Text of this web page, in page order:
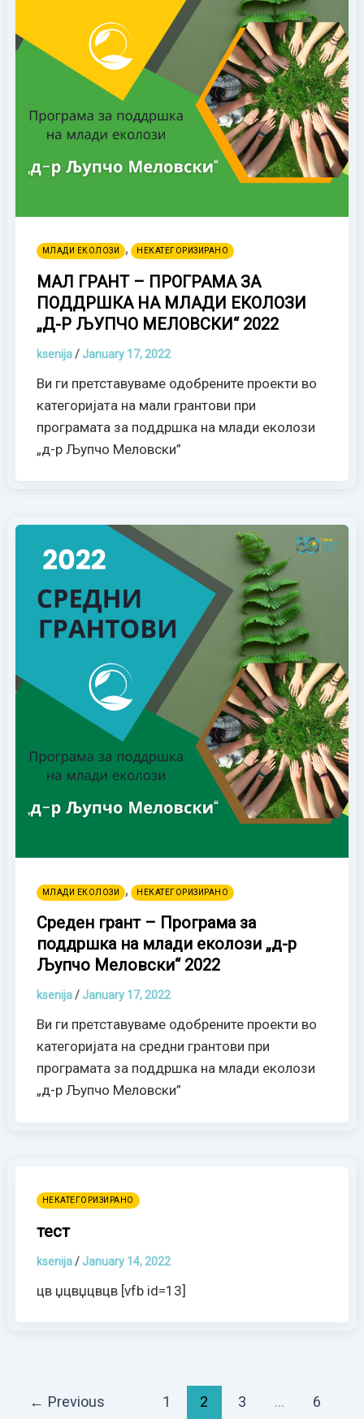
МЛАДИ ЕКОЛОЗИ , НЕКАТЕГОРИЗИРАНО
МАЛ ГРАНТ – ПРОГРАМА ЗА
ПОДДРШКА НА МЛАДИ ЕКОЛОЗИ
„Д-Р ЉУПЧО МЕЛОВСКИ“ 2022
ksenija/ January 17, 2022
Ви ги претставуваме одобрените проекти во
категоријата на мали грантови при
програмата за поддршка на млади еколози
„д-р Љупчо Меловски”
МЛАДИ ЕКОЛОЗИ , НЕКАТЕГОРИЗИРАНО
Среден грант – Програма за
поддршка на млади еколози „д-р
Љупчо Меловски“ 2022
ksenija/ January 17, 2022
Ви ги претставуваме одобрените проекти во
категоријата на средни грантови при
програмата за поддршка на млади еколози
„д-р Љупчо Меловски”
НЕКАТЕГОРИЗИРАНО
тест
ksenija/ January 14, 2022
цв џцвџцвцв [vfb id=13]
← Previous 1 2 3 … 6